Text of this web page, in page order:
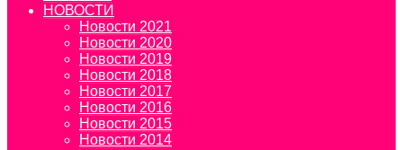
НОВОСТИ
Новости 2021
Новости 2020
Новости 2019
Новости 2018
Новости 2017
Новости 2016
Новости 2015
Новости 2014